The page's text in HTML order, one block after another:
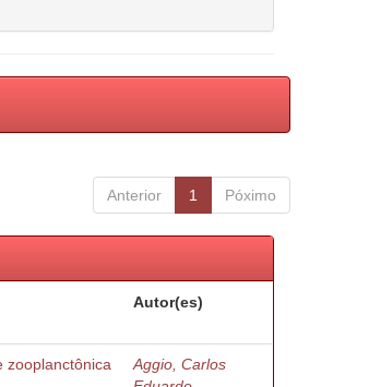
Anterior 1 Póximo
Autor(es)
zooplanctônica
Aggio, Carlos